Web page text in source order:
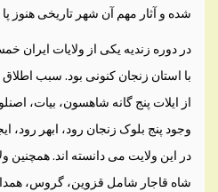
شده و آثار مهم آن شهر تاریخی هنوز
در دوره زندیه یکی از ولایات ایران
با استان زنجان کنونی بود. سبب
از ایلات پنج گانه شاهسون، بیات،
وجود پنج بلوک زنجان رود، ابهر رود،
در این ولایت می دانسته اند.
شاه قاجار شامل قزوین، گروس،